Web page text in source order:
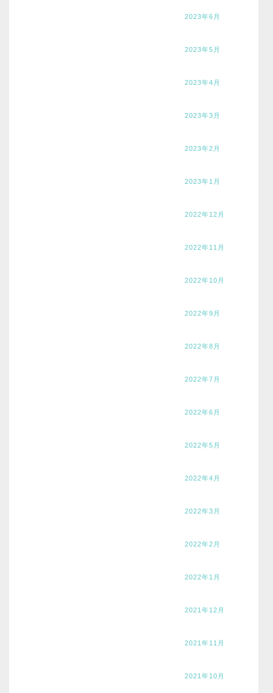
2023年6月
2023年5月
2023年4月
2023年3月
2023年2月
2023年1月
2022年12月
2022年11月
2022年10月
2022年9月
2022年8月
2022年7月
2022年6月
2022年5月
2022年4月
2022年3月
2022年2月
2022年1月
2021年12月
2021年11月
2021年10月